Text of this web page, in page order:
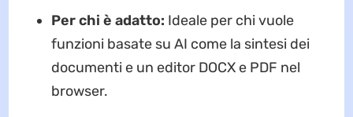
Per chi è adatto: Ideale per chi vuole
funzioni basate su AI come la sintesi dei
documenti e un editor DOCX e PDF nel
browser.